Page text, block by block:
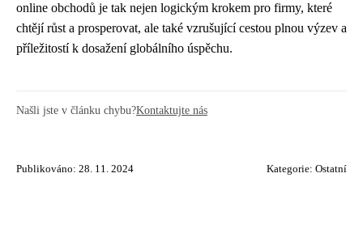
online obchodů je tak nejen logickým krokem pro firmy, které
chtějí růst a prosperovat, ale také vzrušující cestou plnou výzev a
příležitostí k dosažení globálního úspěchu.
Našli jste v článku chybu?Kontaktujte nás
Publikováno: 28. 11. 2024 Kategorie: Ostatní